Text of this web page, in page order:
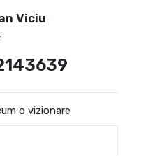
Viciu
o vizionare